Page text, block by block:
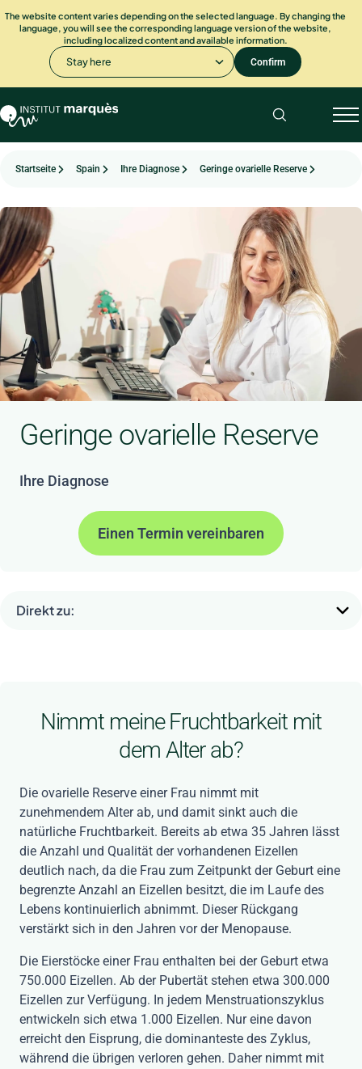
The website content varies depending on the selected language. By changing the
language, you will see the corresponding language version of the website,
including localized content and available information.
Stay here Confirm
Startseite Spain Ihre Diagnose Geringe ovarielle Reserve
Geringe ovarielle Reserve
Ihre Diagnose
Einen Termin vereinbaren
Direkt zu:
Nimmt meine Fruchtbarkeit mit
dem Alter ab?
Die ovarielle Reserve einer Frau nimmt mit
zunehmendem Alter ab, und damit sinkt auch die
natürliche Fruchtbarkeit. Bereits ab etwa 35 Jahren lässt
die Anzahl und Qualität der vorhandenen Eizellen
deutlich nach, da die Frau zum Zeitpunkt der Geburt eine
begrenzte Anzahl an Eizellen besitzt, die im Laufe des
Lebens kontinuierlich abnimmt. Dieser Rückgang
verstärkt sich in den Jahren vor der Menopause.
Die Eierstöcke einer Frau enthalten bei der Geburt etwa
750.000 Eizellen. Ab der Pubertät stehen etwa 300.000
Eizellen zur Verfügung. In jedem Menstruationszyklus
entwickeln sich etwa 1.000 Eizellen. Nur eine davon
erreicht den Eisprung, die dominanteste des Zyklus,
während die übrigen verloren gehen. Daher nimmt mit